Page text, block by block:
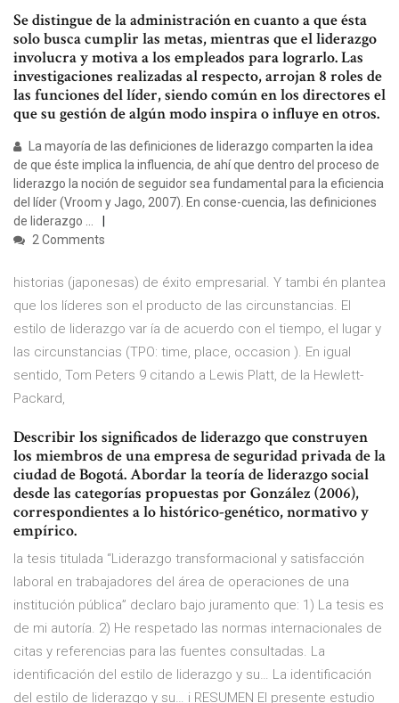
Se distingue de la administración en cuanto a que ésta
solo busca cumplir las metas, mientras que el liderazgo
involucra y motiva a los empleados para lograrlo. Las
investigaciones realizadas al respecto, arrojan 8 roles de
las funciones del líder, siendo común en los directores el
que su gestión de algún modo inspira o influye en otros.
La mayoría de las definiciones de liderazgo comparten la idea
de que éste implica la influencia, de ahí que dentro del proceso de
liderazgo la noción de seguidor sea fundamental para la eficiencia
del líder (Vroom y Jago, 2007). En conse-cuencia, las definiciones
de liderazgo …
2 Comments
historias (japonesas) de éxito empresarial. Y tambi én plantea
que los líderes son el producto de las circunstancias. El
estilo de liderazgo var ía de acuerdo con el tiempo, el lugar y
las circunstancias (TPO: time, place, occasion ). En igual
sentido, Tom Peters 9 citando a Lewis Platt, de la Hewlett-
Packard,
Describir los significados de liderazgo que construyen
los miembros de una empresa de seguridad privada de la
ciudad de Bogotá. Abordar la teoría de liderazgo social
desde las categorías propuestas por González (2006),
correspondientes a lo histórico-genético, normativo y
empírico.
la tesis titulada “Liderazgo transformacional y satisfacción
laboral en trabajadores del área de operaciones de una
institución pública” declaro bajo juramento que: 1) La tesis es
de mi autoría. 2) He respetado las normas internacionales de
citas y referencias para las fuentes consultadas. La
identificación del estilo de liderazgo y su… La identificación
del estilo de liderazgo y su… i RESUMEN El presente estudio